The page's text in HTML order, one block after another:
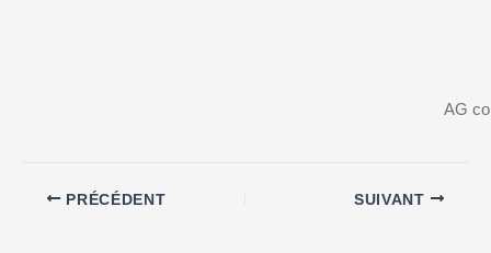
AG
PRÉCÉDENT SUIVANT